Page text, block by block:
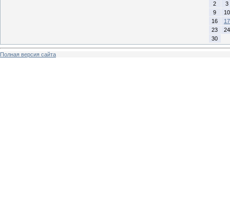
2
3
9
10
16
17
23
24
30
Полная версия сайта